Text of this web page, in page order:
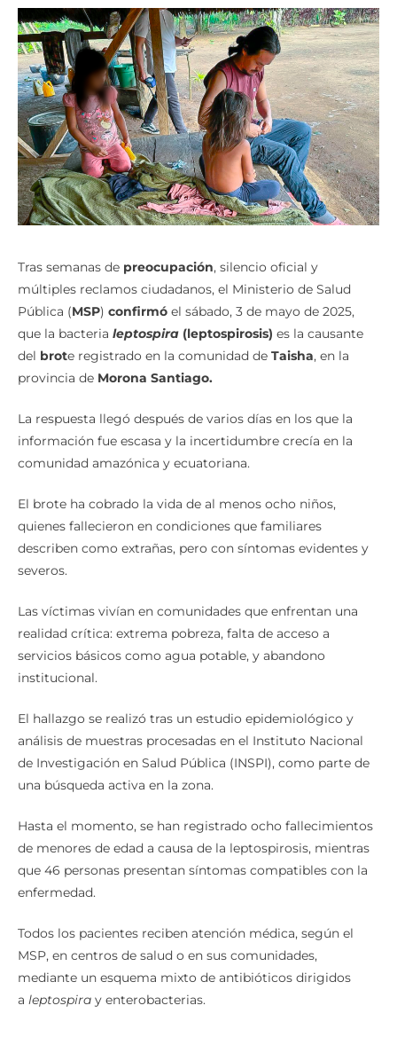
múltiples reclamos ciudadanos, el Ministerio de Salud
Pública (MSP)confirmóel sábado, 3 de mayo de 2025,
que la bacterialeptospira(leptospirosis)es la causante
delbrote registrado en la comunidad deTaisha, en la
provincia deMorona Santiago.
información fue escasa y la incertidumbre crecía en la
comunidad amazónica y ecuatoriana.
quienes fallecieron en condiciones que familiares
describen como extrañas, pero con síntomas evidentes y
severos.
realidad crítica: extrema pobreza, falta de acceso a
servicios básicos como agua potable, y abandono
institucional.
análisis de muestras procesadas en el Instituto Nacional
de Investigación en Salud Pública (INSPI), como parte de
una búsqueda activa en la zona.
de menores de edad a causa de la leptospirosis, mientras
que 46 personas presentan síntomas compatibles con la
enfermedad.
MSP, en centros de salud o en sus comunidades,
mediante un esquema mixto de antibióticos dirigidos
aleptospiray enterobacterias.